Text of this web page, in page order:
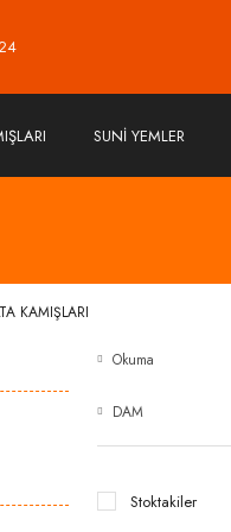
SUNİ YEMLER
KAMIŞLARI
Okuma
DAM
Stoktakiler